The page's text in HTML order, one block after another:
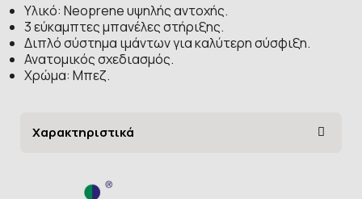
Υλικό: Neoprene υψηλής αντοχής.
3 εύκαμπτες μπανέλες στήριξης.
Διπλό σύστημα ιμάντων για καλύτερη σύσφιξη.
Ανατομικός σχεδιασμός.
Χρώμα: Μπεζ.
Χαρακτηριστικά